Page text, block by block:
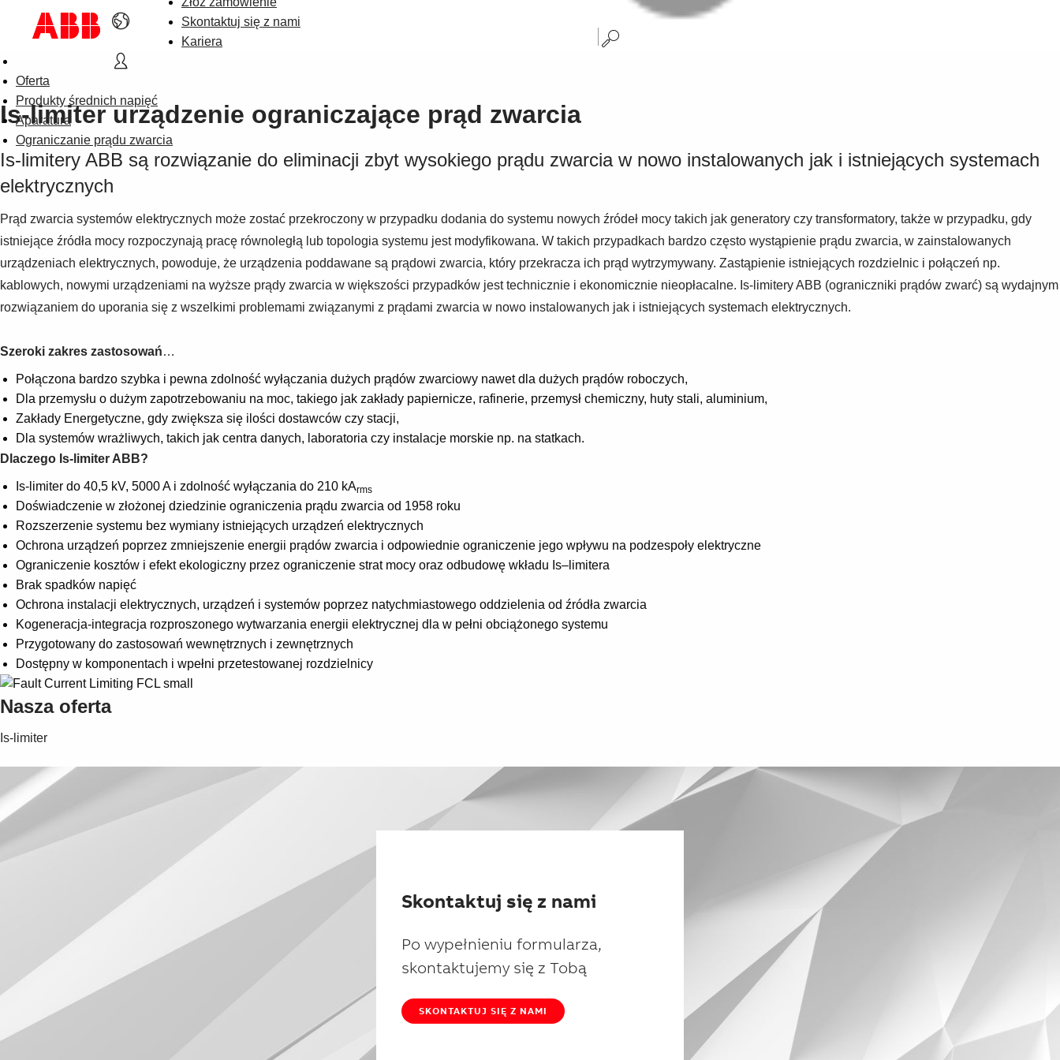
Skontaktuj się z nami
Kariera
Oferta
Produkty średnich napięć
Aparatura
Ograniczanie prądu zwarcia
Is-limiter urządzenie ograniczające prąd zwarcia
Is-limitery ABB są rozwiązanie do eliminacji zbyt wysokiego prądu zwarcia w nowo instalowanych jak i istniejących systemach
elektrycznych
Prąd zwarcia systemów elektrycznych może zostać przekroczony w przypadku dodania do systemu nowych źródeł mocy takich jak generatory czy transformatory, także w przypadku, gdy
istniejące źródła mocy rozpoczynają pracę równoległą lub topologia systemu jest modyfikowana. W takich przypadkach bardzo często wystąpienie prądu zwarcia, w zainstalowanych
urządzeniach elektrycznych, powoduje, że urządzenia poddawane są prądowi zwarcia, który przekracza ich prąd wytrzymywany. Zastąpienie istniejących rozdzielnic i połączeń np.
kablowych, nowymi urządzeniami na wyższe prądy zwarcia w większości przypadków jest technicznie i ekonomicznie nieopłacalne. Is-limitery ABB (ograniczniki prądów zwarć) są wydajnym
rozwiązaniem do uporania się z wszelkimi problemami związanymi z prądami zwarcia w nowo instalowanych jak i istniejących systemach elektrycznych.
Szeroki zakres zastosowań…
Połączona bardzo szybka i pewna zdolność wyłączania dużych prądów zwarciowy nawet dla dużych prądów roboczych,
Dla przemysłu o dużym zapotrzebowaniu na moc, takiego jak zakłady papiernicze, rafinerie, przemysł chemiczny, huty stali, aluminium,
Zakłady Energetyczne, gdy zwiększa się ilości dostawców czy stacji,
Dla systemów wrażliwych, takich jak centra danych, laboratoria czy instalacje morskie np. na statkach.
Dlaczego Is-limiter ABB?
Is-limiter do 40,5 kV, 5000 A i zdolność wyłączania do 210 kArms
Doświadczenie w złożonej dziedzinie ograniczenia prądu zwarcia od 1958 roku
Rozszerzenie systemu bez wymiany istniejących urządzeń elektrycznych
Ochrona urządzeń poprzez zmniejszenie energii prądów zwarcia i odpowiednie ograniczenie jego wpływu na podzespoły elektryczne
Ograniczenie kosztów i efekt ekologiczny przez ograniczenie strat mocy oraz odbudowę wkładu Is–limitera
Brak spadków napięć
Ochrona instalacji elektrycznych, urządzeń i systemów poprzez natychmiastowego oddzielenia od źródła zwarcia
Kogeneracja-integracja rozproszonego wytwarzania energii elektrycznej dla w pełni obciążonego systemu
Przygotowany do zastosowań wewnętrznych i zewnętrznych
Dostępny w komponentach i wpełni przetestowanej rozdzielnicy
Nasza oferta
Is-limiter
Skontaktuj się z nami
Po wypełnieniu formularza,
skontaktujemy się z Tobą
SKONTAKTUJ SIĘ Z NAMI